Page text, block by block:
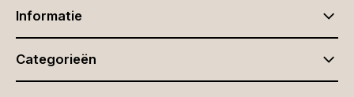
Informatie
Categorieën